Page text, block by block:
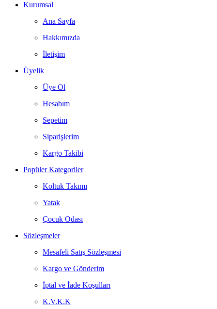
Kurumsal
Ana Sayfa
Hakkımızda
İletişim
Üyelik
Üye Ol
Hesabım
Sepetim
Siparişlerim
Kargo Takibi
Popüler Kategoriler
Koltuk Takımı
Yatak
Çocuk Odası
Sözleşmeler
Mesafeli Satış Sözleşmesi
Kargo ve Gönderim
İptal ve İade Koşulları
K.V.K.K